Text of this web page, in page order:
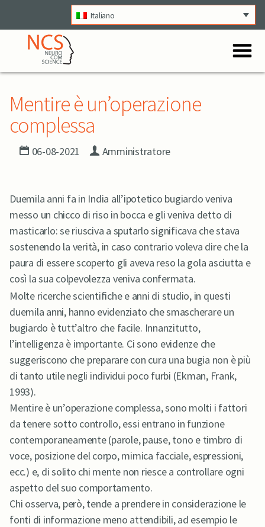
Italiano
Menu
Mentire è un’operazione
complessa
06-08-2021 Amministratore
Duemila anni fa in India all’ipotetico bugiardo veniva
messo un chicco di riso in bocca e gli veniva detto di
masticarlo: se riusciva a sputarlo significava che stava
sostenendo la verità, in caso contrario voleva dire che la
paura di essere scoperto gli aveva reso la gola asciutta e
così la sua colpevolezza veniva confermata.
Molte ricerche scientifiche e anni di studio, in questi
duemila anni, hanno evidenziato che smascherare un
bugiardo è tutt’altro che facile. Innanzitutto,
l’intelligenza è importante. Ci sono evidenze che
suggeriscono che preparare con cura una bugia non è più
di tanto utile negli individui poco furbi (Ekman, Frank,
1993).
Mentire è un’operazione complessa, sono molti i fattori
da tenere sotto controllo, essi entrano in funzione
contemporaneamente (parole, pause, tono e timbro di
voce, posizione del corpo, mimica facciale, espressioni,
ecc.) e, di solito chi mente non riesce a controllare ogni
aspetto del suo comportamento.
Chi osserva, però, tende a prendere in considerazione le
fonti di informazione meno attendibili, ad esempio le